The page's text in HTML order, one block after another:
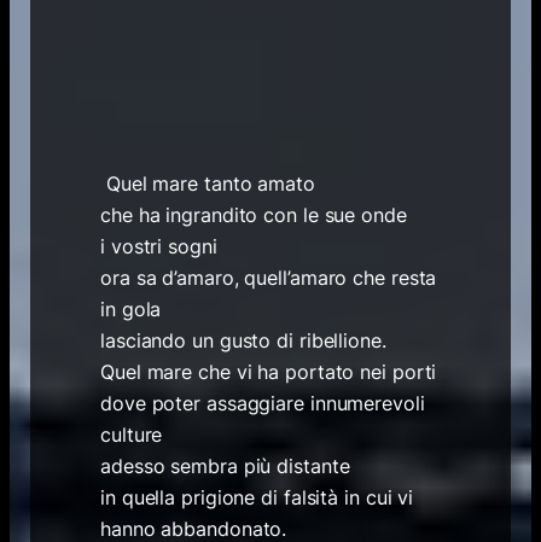
Quel mare tanto amato
che ha ingrandito con le sue onde
i vostri sogni
ora sa d’amaro, quell’amaro che resta
in gola
lasciando un gusto di ribellione.
Quel mare che vi ha portato nei porti
dove poter assaggiare innumerevoli
culture
adesso sembra più distante
in quella prigione di falsità in cui vi
hanno abbandonato.